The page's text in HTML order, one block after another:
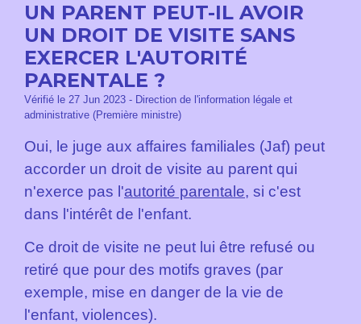
UN PARENT PEUT-IL AVOIR
UN DROIT DE VISITE SANS
EXERCER L'AUTORITÉ
PARENTALE ?
Vérifié le 27 Jun 2023 - Direction de l'information légale et
administrative (Première ministre)
Oui, le juge aux affaires familiales (Jaf) peut
accorder un droit de visite au parent qui
n'exerce pas l'autorité parentale, si c'est
dans l'intérêt de l'enfant.
Ce droit de visite ne peut lui être refusé ou
retiré que pour des motifs graves (par
exemple, mise en danger de la vie de
l'enfant, violences).